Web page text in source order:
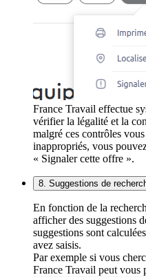
France Travail effectue
vérifier la légalité et la
malgré ces contrôles
inappropriés, vous
« Signaler cette offre ».
8. Suggestions de
En fonction de la
afficher des suggestions
suggestions sont
avez saisis.
Par exemple si vous
France Travail peut vous